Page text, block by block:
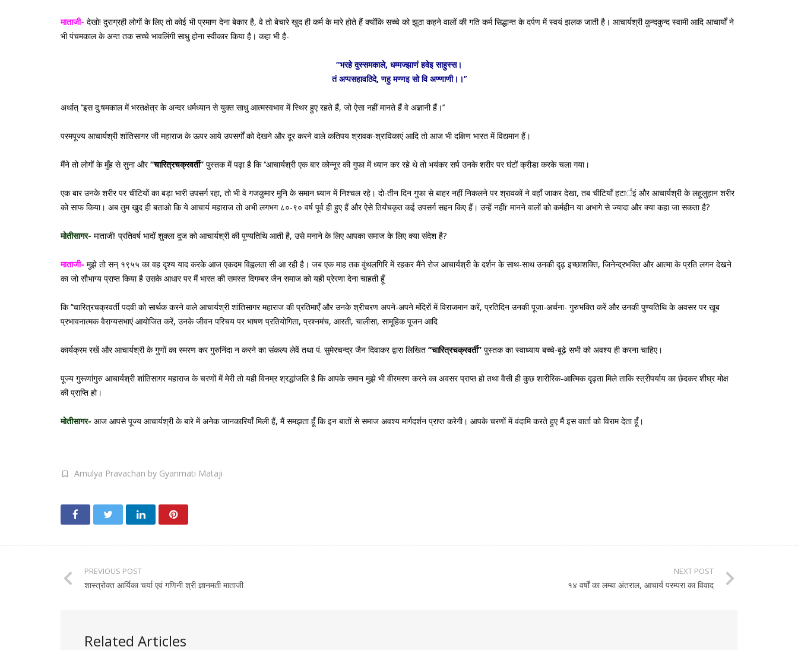
माताजी- देखो! दुराग्रही लोगों के लिए तो कोई भी प्रमाण देना बेकार है, वे तो बेचारे खुद ही कर्म के मारे होते हैं क्योंकि सच्चे को झूठा कहने वालों की गति कर्म सिद्धान्त के दर्पण में स्वयं झलक जाती है। आचार्यश्री कुन्दकुन्द स्वामी आदि आचार्यों ने
भी पंचमकाल के अन्त तक सच्चे भावलिंगी साधु होना स्वीकार किया है। कहा भी है-
‘‘भरहे दुस्समकाले, धम्मज्झाणं हवेइ साहुस्स।
तं अप्पसहावठिदे, णहु मण्णइ सो वि अण्णाणी।।’’
अर्थात् ‘‘इस दु:षमकाल में भरतक्षेत्र के अन्दर धर्मध्यान से युक्त साधु आत्मस्वभाव में स्थिर हुए रहते हैं, जो ऐसा नहीं मानते हैं वे अज्ञानी हैं।’’
परमपूज्य आचार्यश्री शांतिसागर जी महाराज के ऊपर आये उपसर्गों को देखने और दूर करने वाले कतिपय श्रावक-श्राविकाएं आदि तो आज भी दक्षिण भारत में विद्यमान हैं।
मैंने तो लोगों के मुँह से सुना और‘‘चारित्रचक्रवर्ती’’ पुस्तक में पढ़ा है कि ‘‘आचार्यश्री एक बार कोन्नूर की गुफा में ध्यान कर रहे थे तो भयंकर सर्प उनके शरीर पर घंटों क्रीडा करके चला गया।
एक बार उनके शरीर पर चीटियों का बड़ा भारी उपसर्ग रहा, तो भी वे गजकुमार मुनि के समान ध्यान में निश्चल रहे। दो-तीन दिन गुफा से बाहर नहीं निकलने पर श्रावकों ने वहाँ जाकर देखा, तब चीटियाँ हटार्इं और आचार्यश्री के लहूलुहान शरीर
को साफ किया। अब तुम खुद ही बताओ कि ये आचार्य महाराज तो अभी लगभग ८०-९० वर्ष पूर्व ही हुए हैं और ऐसे तिर्यंचकृत कई उपसर्ग सहन किए हैं। उन्हें नहींr मानने वालों को कर्महीन या अभागे से ज्यादा और क्या कहा जा सकता है?
मोतीसागर- माताजी! प्रतिवर्ष भादों शुक्ला दूज को आचार्यश्री की पुण्यतिथि आती है, उसे मनाने के लिए आपका समाज के लिए क्या संदेश है?
माताजी- मुझे तो सन् १९५५ का वह दृश्य याद करके आज एकदम विह्वलता सी आ रही है। जब एक माह तक वुंथलगिरि में रहकर मैंने रोज आचार्यश्री के दर्शन के साथ-साथ उनकी दृढ़ इच्छाशक्ति, जिनेन्द्रभक्ति और आत्मा के प्रति लगन देखने
का जो सौभाग्य प्राप्त किया है उसके आधार पर मैं भारत की समस्त दिगम्बर जैन समाज को यही प्रेरणा देना चाहती हूँ
कि ‘‘चारित्रचक्रवर्ती पदवी को सार्थक करने वाले आचार्यश्री शांतिसागर महाराज की प्रतिमाएँ और उनके श्रीचरण अपने-अपने मंदिरों में विराजमान करें, प्रतिदिन उनकी पूजा-अर्चना- गुरुभक्ति करें और उनकी पुण्यतिथि के अवसर पर खूब
प्रभावनात्मक वैराग्यसभाएं आयोजित करें, उनके जीवन परिचय पर भाषण प्रतियोगिता, प्रश्नमंच, आरती, चालीसा, सामूहिक पूजन आदि
कार्यक्रम रखें और आचार्यश्री के गुणों का स्मरण कर गुरुनिंदा न करने का संकल्प लेवें तथा पं. सुमेरचन्द्र जैन दिवाकर द्वारा लिखित ‘‘चारित्रचक्रवर्ती’’ पुस्तक का स्वाध्याय बच्चे-बूढ़े सभी को अवश्य ही करना चाहिए।
पूज्य गुरूणांगुरु आचार्यश्री शांतिसागर महाराज के चरणों में मेरी तो यही विनम्र श्रद्धांजलि है कि आपके समान मुझे भी वीरमरण करने का अवसर प्राप्त हो तथा वैसी ही कुछ शारीरिक-आत्मिक दृढ़ता मिले ताकि स्त्रीपर्याय का छेदकर शीघ्र मोक्ष
की प्राप्ति हो।
मोतीसागर- आज आपसे पूज्य आचार्यश्री के बारे में अनेक जानकारियाँ मिली हैं, मैं समझता हूँ कि इन बातों से समाज अवश्य मार्गदर्शन प्राप्त करेगी। आपके चरणों में वंदामि करते हुए मैं इस वार्ता को विराम देता हूँ।
Amulya Pravachan by Gyanmati Mataji
PREVIOUS POST
शास्त्रोक्त आर्यिका चर्या एवं गणिनी श्री ज्ञानमती माताजी
NEXT POST
१४ वर्षों का लम्बा अंतराल, आचार्य परम्परा का विवाद
Related Articles